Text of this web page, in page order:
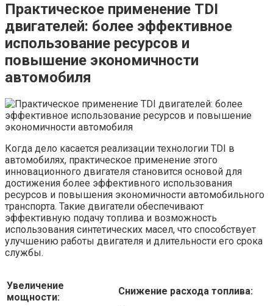
Практическое применение TDI
двигателей: более эффективное
использование ресурсов и
повышение экономичности
автомобиля
Когда дело касается реализации технологии TDI в
автомобилях, практическое применение этого
инновационного двигателя становится основой для
достижения более эффективного использования
ресурсов и повышения экономичности автомобильного
транспорта. Такие двигатели обеспечивают
эффективную подачу топлива и возможность
использования синтетических масел, что способствует
улучшению работы двигателя и длительности его срока
службы.
Увеличение
мощности:
Снижение расхода топлива: